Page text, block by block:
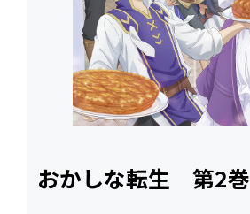
おかしな転生 第2巻